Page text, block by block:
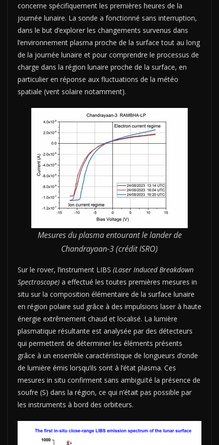
concerne spécifiquement les premières heures de la
journée lunaire. La sonde a fonctionné sans interruption,
dans le but d’explorer les changements survenus dans
l’environnement plasma proche de la surface tout au long
de la journée lunaire et pour comprendre le processus de
charge dans la région lunaire proche de la surface, en
particulier en réponse aux fluctuations de la météo
spatiale (vent solaire notamment).
Mesures du plasma entourant le lander de
Chandrayaan-3 (crédit ISRO)
Sur le rover, l’instrument LIBS (Laser Induced Breakdown
Spectroscope) a effectué les toutes premières mesures in
situ sur la composition élémentaire de la surface lunaire
en région polaire sud grâce à des impulsions laser à haute
énergie extrêmement chaud et localisé. La lumière
plasmatique résultante est analysée par des détecteurs
qui permettent de déterminer les éléments présents
grâce à un ensemble caractéristique de longueurs d’onde
de lumière émis lorsqu’ils sont à l’état plasma. Ces
mesures in situ confirment sans ambiguïté la présence de
soufre (S) dans la région, ce qui n’était pas possible par
les instruments à bord des orbiteurs.